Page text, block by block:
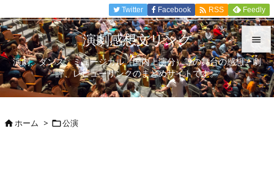


メニュ

Twitter Facebook  RSS Feedly
演劇感想文リンク
演劇、ダンス、ミュージカル（国内上演分）等の舞台の感想、劇
評、レビューリンクのまとめサイトです。
ホーム > 公演